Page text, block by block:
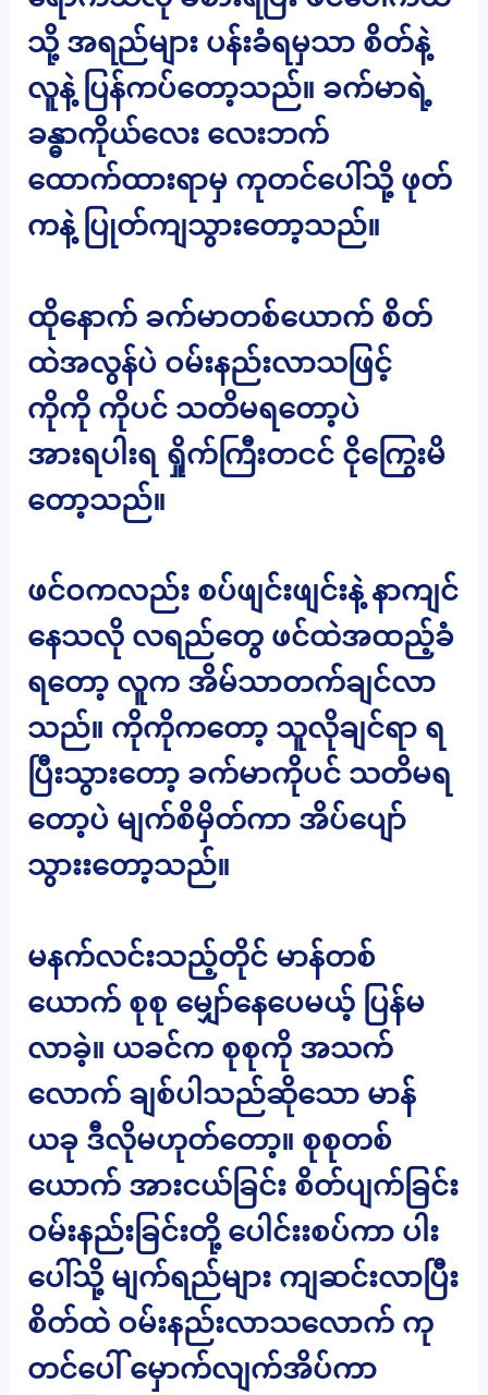
သို့ အရည်များ ပန်းခံရမှသာ စိတ်နဲ့
လူနဲ့ ပြန်ကပ်တော့သည်။ ခက်မာရဲ့
ခန္ဓာကိုယ်လေး လေးဘက်
ထောက်ထားရာမှ ကုတင်ပေါ်သို့ ဖုတ်
ကနဲ့ ပြုတ်ကျသွားတော့သည်။
ထိုနောက် ခက်မာတစ်ယောက် စိတ်
ထဲအလွန်ပဲ ဝမ်းနည်းလာသဖြင့်
ကိုကို ကိုပင် သတိမရတော့ပဲ
အားရပါးရ ရှိုက်ကြီးတငင် ငိုကြွေးမိ
တော့သည်။
ဖင်ဝကလည်း စပ်ဖျင်းဖျင်းနဲ့ နာကျင်
နေသလို လရည်တွေ ဖင်ထဲအထည့်ခံ
ရတော့ လူက အိမ်သာတက်ချင်လာ
သည်။ ကိုကိုကတော့ သူလိုချင်ရာ ရ
ပြီးသွားတော့ ခက်မာကိုပင် သတိမရ
တော့ပဲ မျက်စိမှိတ်ကာ အိပ်ပျော်
သွားးတော့သည်။
မနက်လင်းသည့်တိုင် မာန်တစ်
ယောက် စုစု မျှော်နေပေမယ့် ပြန်မ
လာခဲ့။ ယခင်က စုစုကို အသက်
လောက် ချစ်ပါသည်ဆိုသော မာန်
ယခု ဒီလိုမဟုတ်တော့။ စုစုတစ်
ယောက် အားငယ်ခြင်း စိတ်ပျက်ခြင်း
ဝမ်းနည်းခြင်းတို့ ပေါင်းးစပ်ကာ ပါး
ပေါ်သို့ မျက်ရည်များ ကျဆင်းလာပြီး
စိတ်ထဲ ဝမ်းနည်းလာသလောက် ကု
တင်ပေါ် မှောက်လျက်အိပ်ကာ